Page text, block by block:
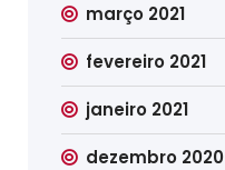
março 2021
fevereiro 2021
janeiro 2021
dezembro 2020